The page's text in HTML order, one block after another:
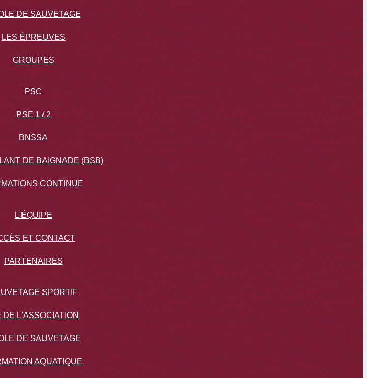
DE SAUVETAGE
LES ÉPREUVES
GROUPES
PSC
PSE 1 / 2
BNSSA
DE BAIGNADE (BSB)
CONTINUE
L'ÉQUIPE
ET CONTACT
PARTENAIRES
SPORTIF
DE L'ASSOCIATION
DE SAUVETAGE
AQUATIQUE